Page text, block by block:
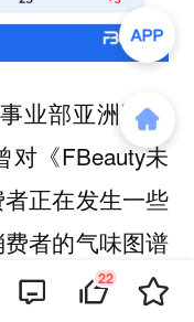
业部亚洲区高
对《FBeauty未
正在发生一些
者的气味图谱
者会在不同的场
22